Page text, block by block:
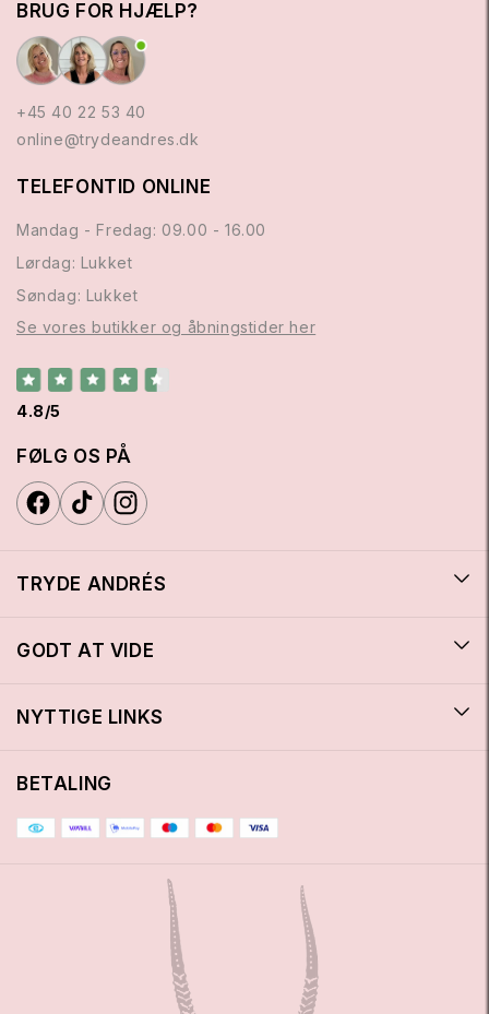
BRUG FOR HJÆLP?
+45 40 22 53 40
online@trydeandres.dk
TELEFONTID ONLINE
Mandag - Fredag: 09.00 - 16.00
Lørdag: Lukket
Søndag: Lukket
Se vores butikker og åbningstider her
4.8/5
FØLG OS PÅ
TRYDE ANDRÉS
GODT AT VIDE
NYTTIGE LINKS
BETALING